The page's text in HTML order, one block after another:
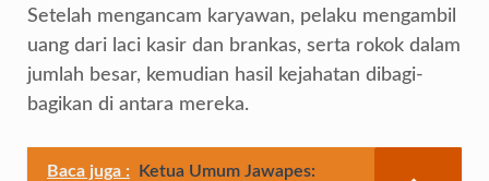
Setelah mengancam karyawan, pelaku mengambil
uang dari laci kasir dan brankas, serta rokok dalam
jumlah besar, kemudian hasil kejahatan dibagi-
bagikan di antara mereka.
Baca juga :
Ketua Umum Jawapes: